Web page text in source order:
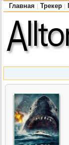
Главная Трекер